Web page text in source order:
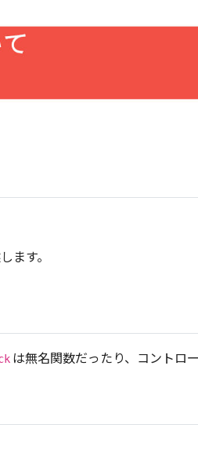
ます。
は無名関数だったり、コントロ